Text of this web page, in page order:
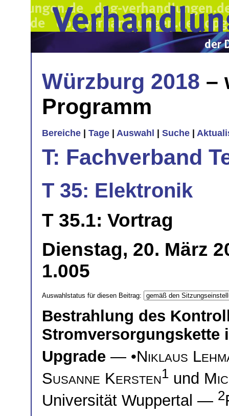
Würzburg 2018 –
Programm
Bereiche Tage Auswahl Suche
T: Fachverband
T 35: Elektronik
T 35.1: Vortrag
Dienstag, 20. März
1.005
Auswahlstatus für diesen Beitrag:
Bestrahlung des
Stromversorgungskette
Upgrade — •Niklaus
Susanne Kersten1 und
Universität Wuppertal — 2